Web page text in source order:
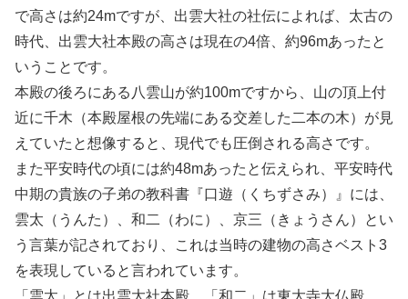
で高さは約24mですが、出雲大社の社伝によれば、太古の
時代、出雲大社本殿の高さは現在の4倍、約96mあったと
いうことです。
本殿の後ろにある八雲山が約100mですから、山の頂上付
近に千木（本殿屋根の先端にある交差した二本の木）が見
えていたと想像すると、現代でも圧倒される高さです。
また平安時代の頃には約48mあったと伝えられ、平安時代
中期の貴族の子弟の教科書『口遊（くちずさみ）』には、
雲太（うんた）、和二（わに）、京三（きょうさん）とい
う言葉が記されており、これは当時の建物の高さベスト3
を表現していると言われています。